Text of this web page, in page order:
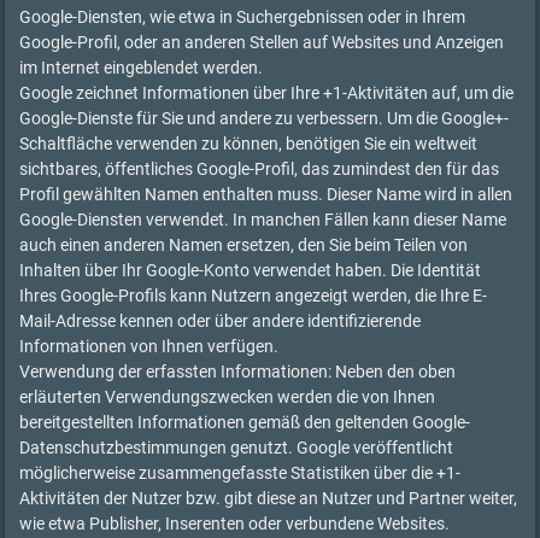
Google-Diensten, wie etwa in Suchergebnissen oder in Ihrem
Google-Profil, oder an anderen Stellen auf Websites und Anzeigen
im Internet eingeblendet werden.
Google zeichnet Informationen über Ihre +1-Aktivitäten auf, um die
Google-Dienste für Sie und andere zu verbessern. Um die Google+-
Schaltfläche verwenden zu können, benötigen Sie ein weltweit
sichtbares, öffentliches Google-Profil, das zumindest den für das
Profil gewählten Namen enthalten muss. Dieser Name wird in allen
Google-Diensten verwendet. In manchen Fällen kann dieser Name
auch einen anderen Namen ersetzen, den Sie beim Teilen von
Inhalten über Ihr Google-Konto verwendet haben. Die Identität
Ihres Google-Profils kann Nutzern angezeigt werden, die Ihre E-
Mail-Adresse kennen oder über andere identifizierende
Informationen von Ihnen verfügen.
Verwendung der erfassten Informationen: Neben den oben
erläuterten Verwendungszwecken werden die von Ihnen
bereitgestellten Informationen gemäß den geltenden Google-
Datenschutzbestimmungen genutzt. Google veröffentlicht
möglicherweise zusammengefasste Statistiken über die +1-
Aktivitäten der Nutzer bzw. gibt diese an Nutzer und Partner weiter,
wie etwa Publisher, Inserenten oder verbundene Websites.